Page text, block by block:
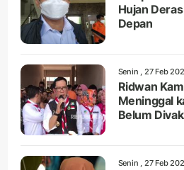
Hujan
Depan
Senin , 27 Feb
Ridwan
Meninggal
Belum
Senin , 27 Feb